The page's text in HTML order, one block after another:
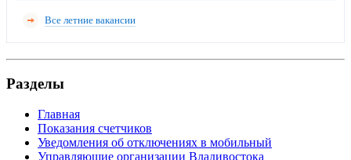
Все летние вакансии
Разделы
Главная
Показания счетчиков
Уведомления об отключениях в мобильный
Управляющие организации Владивостока